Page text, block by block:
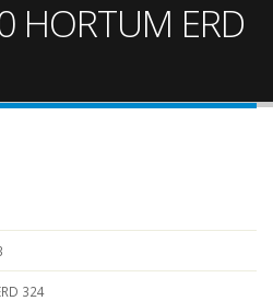
HORTUM ERD
324